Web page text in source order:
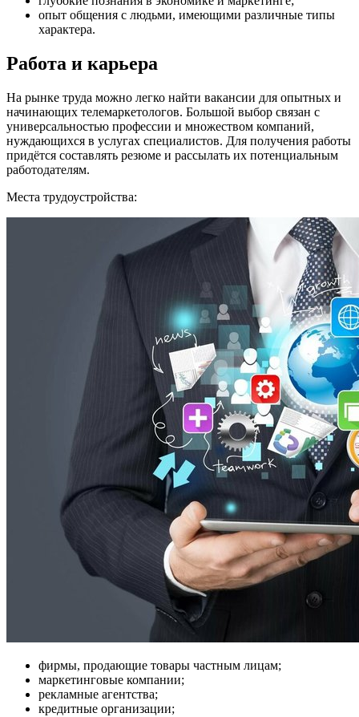
опыт общения с людьми, имеющими различные типы
характера.
Работа и карьера
На рынке труда можно легко найти вакансии для опытных и
начинающих телемаркетологов. Большой выбор связан с
универсальностью профессии и множеством компаний,
нуждающихся в услугах специалистов. Для получения работы
придётся составлять резюме и рассылать их потенциальным
работодателям.
Места трудоустройства:
фирмы, продающие товары частным лицам;
маркетинговые компании;
рекламные агентства;
кредитные организации;